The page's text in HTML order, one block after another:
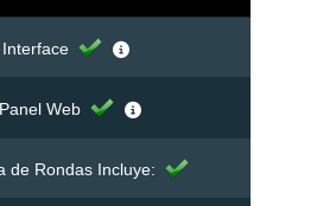
Interface
Panel Web
de Rondas Incluye: